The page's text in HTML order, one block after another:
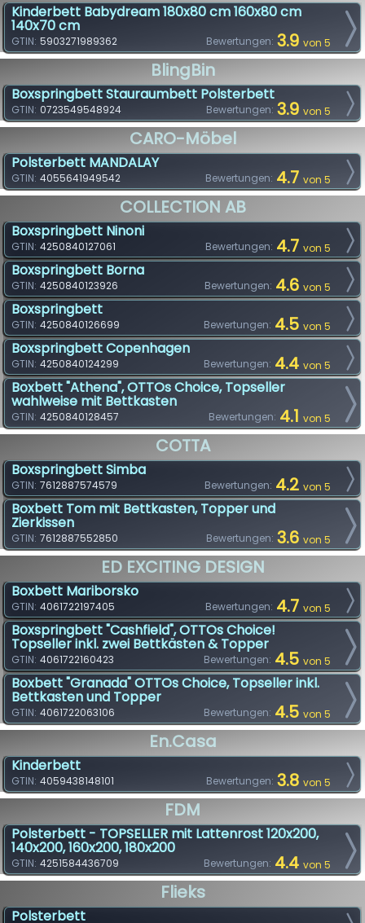
Kinderbett Babydream 180x80 cm 160x80 cm
140x70 cm
Bewertungen: 3.9 von 5
GTIN: 5903271989362
BlingBin
Boxspringbett Stauraumbett Polsterbett
Bewertungen: 3.9 von 5
GTIN: 0723549548924
CARO-Möbel
Polsterbett MANDALAY
Bewertungen: 4.7 von 5
GTIN: 4055641949542
COLLECTION AB
Boxspringbett Ninoni
Bewertungen: 4.7 von 5
GTIN: 4250840127061
Boxspringbett Borna
Bewertungen: 4.6 von 5
GTIN: 4250840123926
Boxspringbett
Bewertungen: 4.5 von 5
GTIN: 4250840126699
Boxspringbett Copenhagen
Bewertungen: 4.4 von 5
GTIN: 4250840124299
Boxbett "Athena", OTTOs Choice, Topseller
wahlweise mit Bettkasten
Bewertungen: 4.1 von 5
GTIN: 4250840128457
COTTA
Boxspringbett Simba
Bewertungen: 4.2 von 5
GTIN: 7612887574579
Boxbett Tom mit Bettkasten, Topper und
Zierkissen
Bewertungen: 3.6 von 5
GTIN: 7612887552850
ED EXCITING DESIGN
Boxbett Mariborsko
Bewertungen: 4.7 von 5
GTIN: 4061722197405
Boxspringbett "Cashfield", OTTOs Choice!
Topseller inkl. zwei Bettkästen & Topper
Bewertungen: 4.5 von 5
GTIN: 4061722160423
Boxbett "Granada" OTTOs Choice, Topseller inkl.
Bettkasten und Topper
Bewertungen: 4.5 von 5
GTIN: 4061722063106
En.casa
Kinderbett
Bewertungen: 3.8 von 5
GTIN: 4059438148101
FDM
Polsterbett - TOPSELLER mit Lattenrost 120x200,
140x200, 160x200, 180x200
Bewertungen: 4.4 von 5
GTIN: 4251584436709
Flieks
Polsterbett